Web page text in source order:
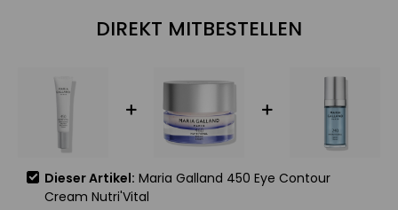
DIREKT MITBESTELLEN
Dieser Artikel: Maria Galland 450 Eye Contour
Cream Nutri'Vital